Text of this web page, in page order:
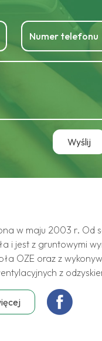
w maju 2003 r. Od
i jest z gruntowymi
OZE oraz z
z